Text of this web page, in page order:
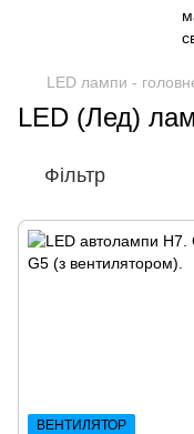
LED лампи -
LED (Лед)
Фільтр
ВЕНТИЛЯТОР